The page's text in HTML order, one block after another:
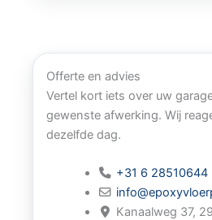
Offerte en advies
Vertel kort iets over uw
gewenste afwerking. Wij
dezelfde dag.
+31 6 28510644
Kanaalweg 37,